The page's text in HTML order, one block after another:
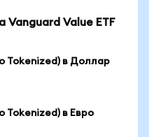
Vanguard Value ETF
Tokenized) в Доллар
Tokenized) в Евро